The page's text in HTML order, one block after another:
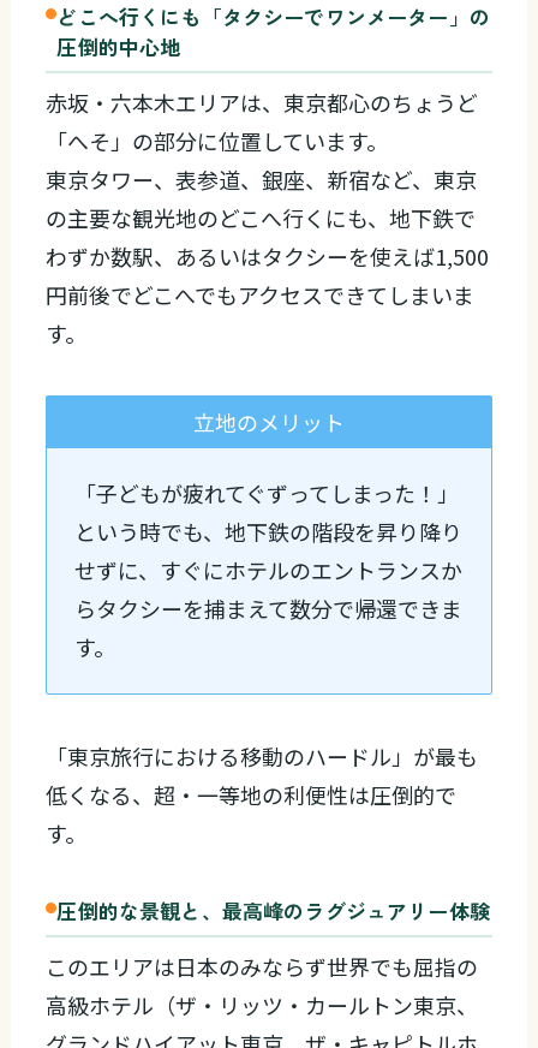
どこへ行くにも「タクシーでワンメーター」の
圧倒的中心地
赤坂・六本木エリアは、東京都心のちょうど
「へそ」の部分に位置しています。
東京タワー、表参道、銀座、新宿など、東京
の主要な観光地のどこへ行くにも、地下鉄で
わずか数駅、あるいはタクシーを使えば1,500
円前後でどこへでもアクセスできてしまいま
す。
立地のメリット
「子どもが疲れてぐずってしまった！」
という時でも、地下鉄の階段を昇り降り
せずに、すぐにホテルのエントランスか
らタクシーを捕まえて数分で帰還できま
す。
「東京旅行における移動のハードル」が最も
低くなる、超・一等地の利便性は圧倒的で
す。
圧倒的な景観と、最高峰のラグジュアリー体験
このエリアは日本のみならず世界でも屈指の
高級ホテル（ザ・リッツ・カールトン東京、